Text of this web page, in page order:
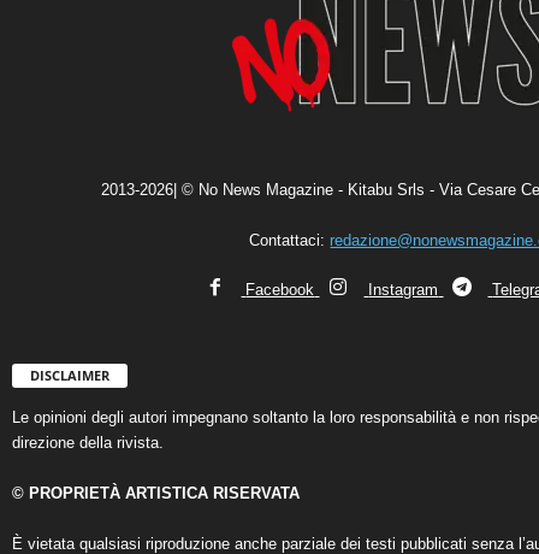
2013-2026| © No News Magazine - Kitabu Srls - Via Cesare
Contattaci:
Facebook Instagram
DISCLAIMER
Le opinioni degli autori impegnano soltanto la loro responsabilità e non
direzione della rivista.
© PROPRIETÀ ARTISTICA RISERVATA
È vietata qualsiasi riproduzione anche parziale dei testi pubblicati senza